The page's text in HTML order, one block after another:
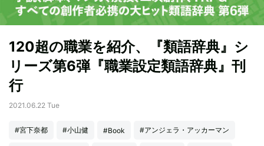
120超の職業を紹介、『類語辞典』シ
リーズ第6弾『職業設定類語辞典』刊
行
2021.06.22 Tue
#宮下奈都 #小山健 #Book #アンジェラ・アッカーマン